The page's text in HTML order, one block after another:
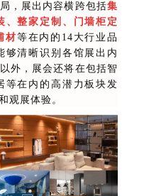
，展出内容横跨包括集
、整家定制、门墙柜定
材等在内的14大行业品
够清晰识别各馆展出内
外，展会还将在包括智
等在内的高潜力板块发
观展体验。